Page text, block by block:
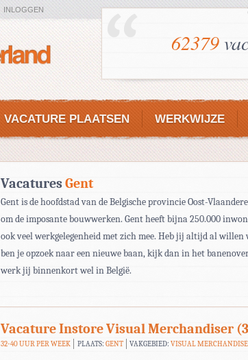
INLOGGEN
62379
VACATURE PLAATSEN WERKWIJZE
VacaturesGent
Gent is de hoofdstad van de Belgische provincie Oost-
om de imposante bouwwerken. Gent heeft bijna 250.000
ook veel werkgelegenheid met zich mee. Heb jij altijd al willen
ben je opzoek naar een nieuwe baan, kijk dan in het
werk jij binnenkort wel in België.
Vacature Instore Visual Merchandiser
32-40 UUR PER WEEK PLAATS: GENT VAKGEBIED:VISUAL